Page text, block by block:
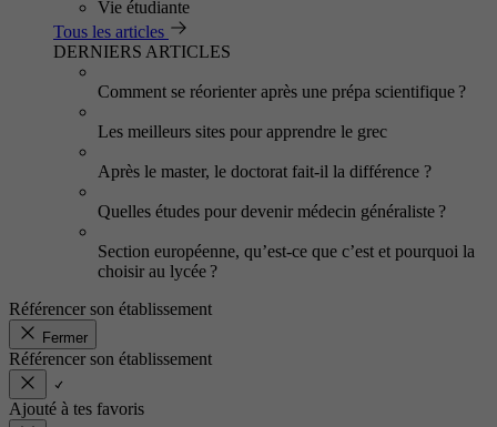
Vie étudiante
Tous les articles
DERNIERS ARTICLES
Comment se réorienter après une prépa scientifique ?
Les meilleurs sites pour apprendre le grec
Après le master, le doctorat fait-il la différence ?
Quelles études pour devenir médecin généraliste ?
Section européenne, qu’est-ce que c’est et pourquoi la
choisir au lycée ?
Référencer son établissement
Fermer
Référencer son établissement
Ajouté à tes favoris